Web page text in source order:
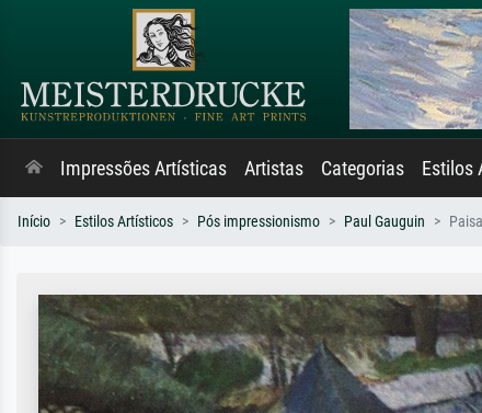
Impressões Artísticas Artistas Categorias Estilos
Início Estilos Artísticos Pós impressionismo Paul Gauguin